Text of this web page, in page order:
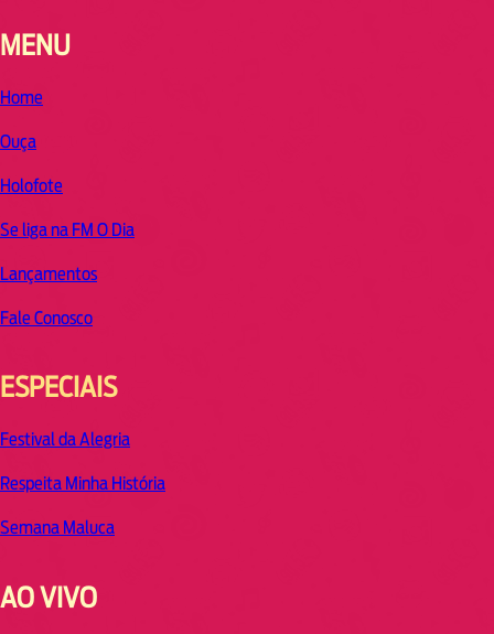
MENU
Home
Ouça
Holofote
Se liga na FM O Dia
Lançamentos
Fale Conosco
ESPECIAIS
Festival da Alegria
Respeita Minha História
Semana Maluca
AO VIVO